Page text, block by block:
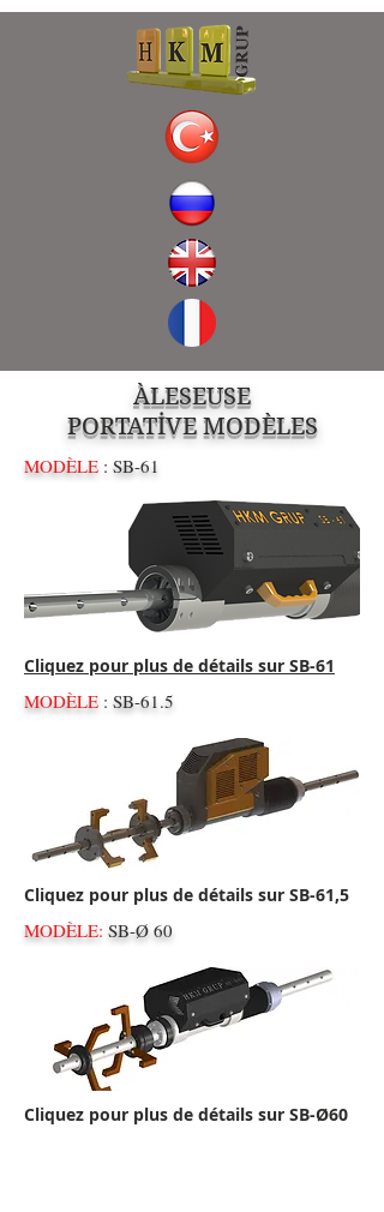
ÀLESEUSE
PORTATİVE MODÈLES
MODÈLE : SB-61
Cliquez pour plus de détails sur SB-61
MODÈLE : SB-61.5
Cliquez pour plus de détails sur SB-61,5
MODÈLE: SB-Ø 60
Cliquez pour plus de détails sur SB-Ø60